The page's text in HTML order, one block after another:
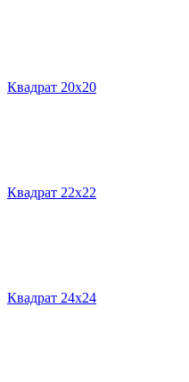
Квадрат 20х20
Квадрат 22х22
Квадрат 24х24